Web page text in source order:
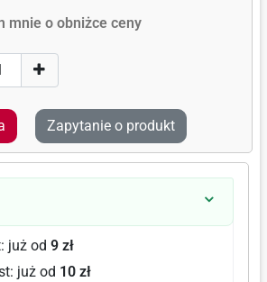
Alert
mnie o obniżce ceny
Zapytanie o produkt
już od 9 zł
już od 10 zł